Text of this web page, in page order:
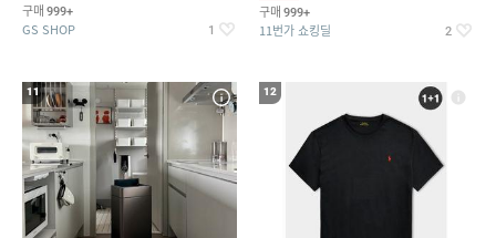
구매 999+
GS SHOP 1
구매 999+
11번가 쇼킹딜 2
11 12